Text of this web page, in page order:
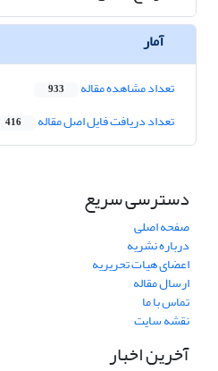
آمار
تعداد مشاهده مقاله 933
تعداد دریافت فایل اصل مقاله 416
دسترسی سریع
صفحه اصلی
درباره نشریه
اعضای هیات تحریریه
ارسال مقاله
تماس با ما
نقشه سایت
آخرین اخبار